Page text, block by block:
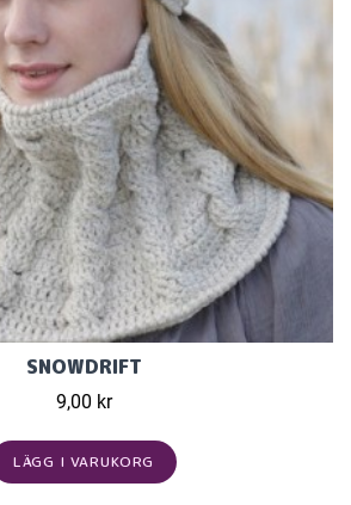
SNOWDRIFT
9,00 kr
LÄGG I VARUKORG